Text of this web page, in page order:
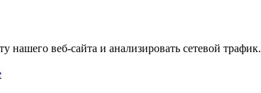
веб-сайта и анализировать сетевой трафик.